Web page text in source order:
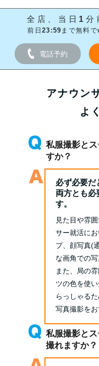
全店、当日1
前日23:59まで無料
電話予約
アナウン
よ
私服撮影と
すか？
必ず必要だ
両方とも必
す。
見た目や雰
サー就活に
プ、顔写真(
な画角での
また、局の
ツの色を使
らっしゃる
写真撮影をお
私服撮影と
撮れますか？